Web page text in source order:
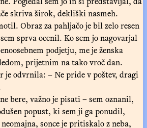
skriva širok, dekliški nasmeh.
Obraz za pahljačo je bil zelo resen
sprva ocenil. Ko sem jo nagovarjal
podjetju, me je ženska
prijetnim na tako vroč dan.
je odvrnila: – Ne pride v poštev, dragi
bere, važno je pisati – sem oznanil,
popust, ki sem ji ga ponudil,
sonce je pritiskalo z neba,